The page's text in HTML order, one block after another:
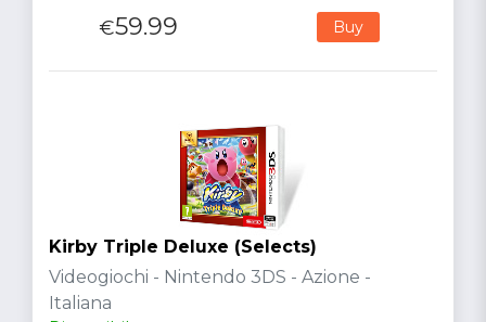
€59.99 Buy
Kirby Triple Deluxe (Selects)
Videogiochi - Nintendo 3DS - Azione -
Italiana